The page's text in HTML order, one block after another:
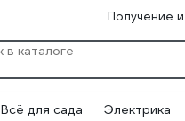
Получение
Всё для сада Электрика